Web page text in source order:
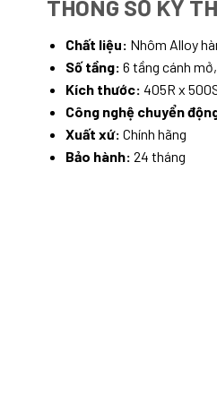
THÔNG SỐ KỸ
Chất liệu: Nhôm Alloy
Số tầng: 6 tầng cánh
Kích thước: 405R x
Công nghệ chuyển
Xuất xứ: Chính hãng
Bảo hành: 24 tháng